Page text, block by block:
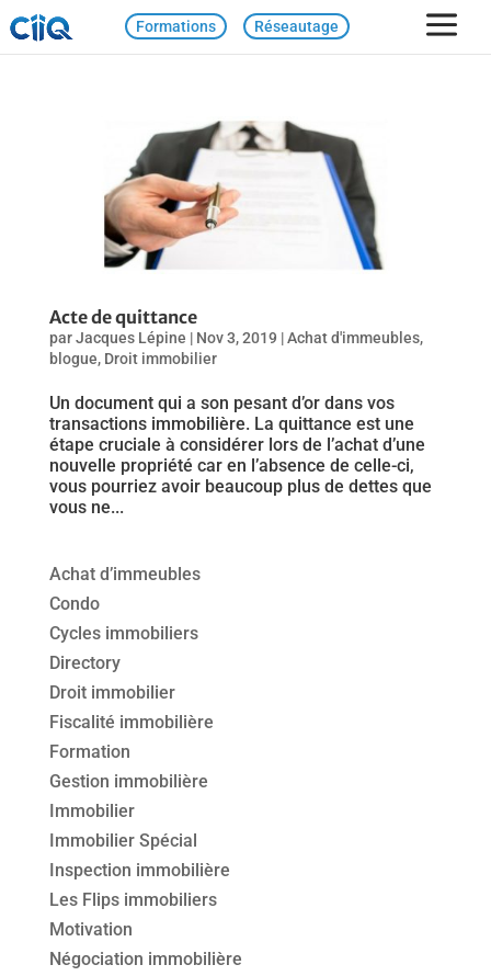
Formations Réseautage
Acte de quittance
parJacques Lépine | Nov 3, 2019 |Achat d'immeubles,
blogue, Droit immobilier
Un document qui a son pesant d’or dans vos
transactions immobilière. La quittance est une
étape cruciale à considérer lors de l’achat d’une
nouvelle propriété car en l’absence de celle-ci,
vous pourriez avoir beaucoup plus de dettes que
vous ne...
Achat d’immeubles
Condo
Cycles immobiliers
Directory
Droit immobilier
Fiscalité immobilière
Formation
Gestion immobilière
Immobilier
Immobilier Spécial
Inspection immobilière
Les Flips immobiliers
Motivation
Négociation immobilière